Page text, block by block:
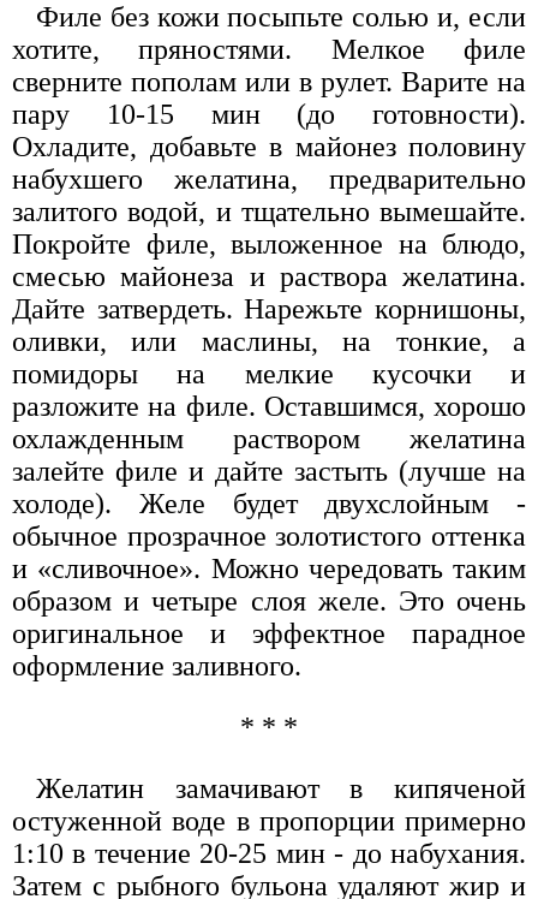
Филе без кожи посыпьте солью и, если
хотите, пряностями. Мелкое филе
сверните пополам или в рулет. Варите на
пару 10-15 мин (до готовности).
Охладите, добавьте в майонез половину
набухшего желатина, предварительно
залитого водой, и тщательно вымешайте.
Покройте филе, выложенное на блюдо,
смесью майонеза и раствора желатина.
Дайте затвердеть. Нарежьте корнишоны,
оливки, или маслины, на тонкие, а
помидоры на мелкие кусочки и
разложите на филе. Оставшимся, хорошо
охлажденным раствором желатина
залейте филе и дайте застыть (лучше на
холоде). Желе будет двухслойным -
обычное прозрачное золотистого оттенка
и «сливочное». Можно чередовать таким
образом и четыре слоя желе. Это очень
оригинальное и эффектное парадное
оформление заливного.
* * *
Желатин замачивают в кипяченой
остуженной воде в пропорции примерно
1:10 в течение 20-25 мин - до набухания.
Затем с рыбного бульона удаляют жир и